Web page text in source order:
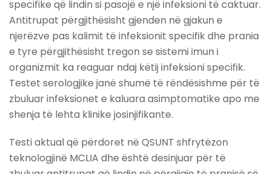
specifike që lindin si pasojë e një infeksioni të caktuar.
Antitrupat përgjithësisht gjenden në gjakun e
njerëzve pas kalimit të infeksionit specifik dhe prania
e tyre përgjithësisht tregon se sistemi imun i
organizmit ka reaguar ndaj këtij infeksioni specifik.
Testet serologjike janë shumë të rëndësishme për të
zbuluar infeksionet e kaluara asimptomatike apo me
shenja të lehta klinike josinjifikante.
Testi aktual që përdoret në QSUNT shfrytëzon
teknologjinë MCLIA dhe është desinjuar për të